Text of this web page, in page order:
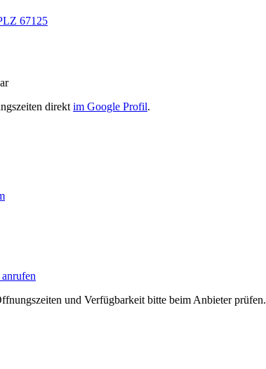
67125
direkt im Google Profil.
anrufen
und Verfügbarkeit bitte beim Anbieter prüfen.